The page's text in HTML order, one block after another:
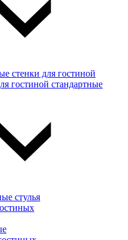
стенки для гостиной
гостиной стандартные
стулья